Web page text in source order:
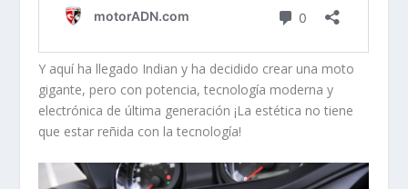
Y aquí ha llegado Indian y ha decidido crear una moto
gigante, pero con potencia, tecnología moderna y
electrónica de última generación ¡La estética no tiene
que estar reñida con la tecnología!